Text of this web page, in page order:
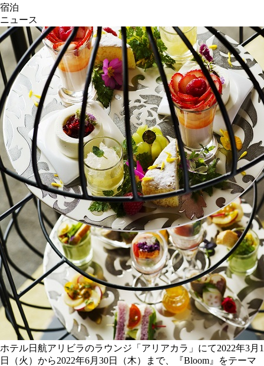
宿泊
ニュース
ホテル日航アリビラのラウンジ「アリアカラ」にて2022年3月1
日（火）から2022年6月30日（木）まで、『Bloom』をテーマ